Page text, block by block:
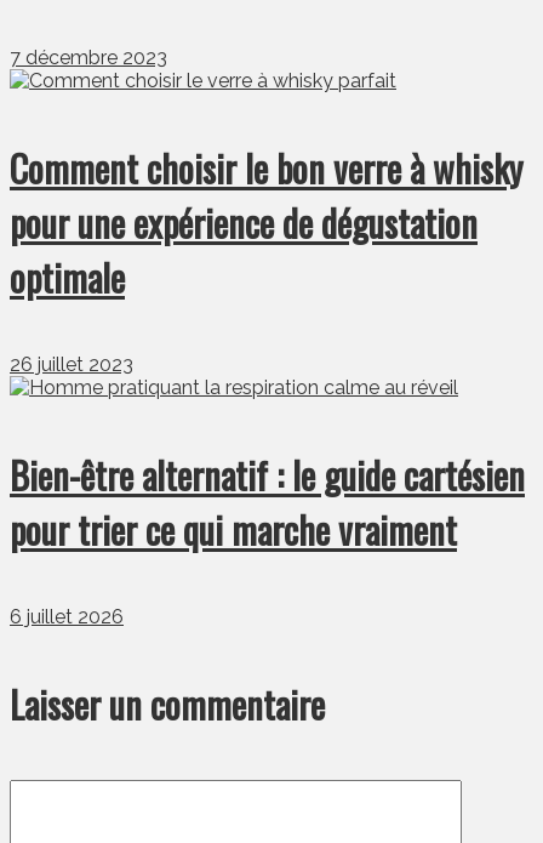
7 décembre 2023
Comment choisir le bon verre à whisky
pour une expérience de dégustation
optimale
26 juillet 2023
Bien-être alternatif : le guide cartésien
pour trier ce qui marche vraiment
6 juillet 2026
Laisser un commentaire